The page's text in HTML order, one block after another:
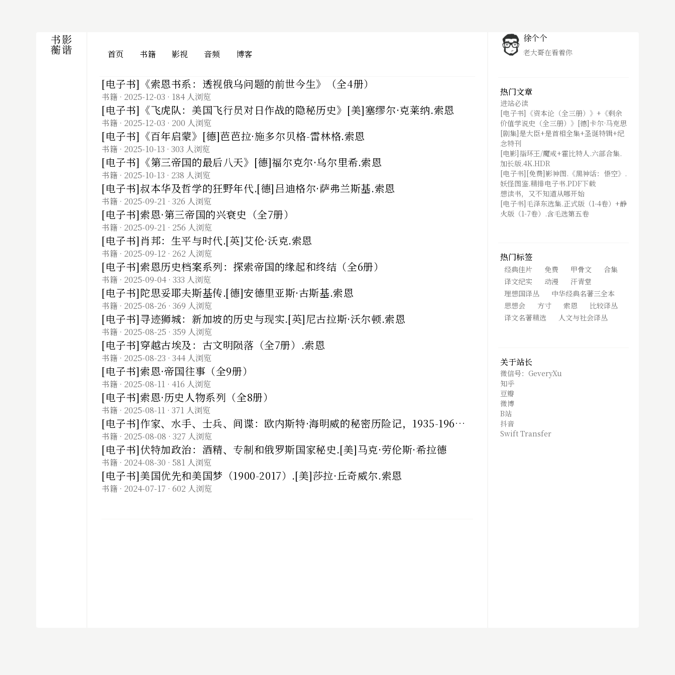
首页 书籍 影视 音频 博客
[电子书]《索恩书系：透视俄乌问题的前世今生》（全4册）
书籍 · 2025-12-03 · 184 人浏览
[电子书]《飞虎队：美国飞行员对日作战的隐秘历史》[美]塞缪尔·克莱纳.索恩
书籍 · 2025-12-03 · 200 人浏览
[电子书]《百年启蒙》[德]芭芭拉·施多尔贝格-雷林格.索恩
书籍 · 2025-10-13 · 303 人浏览
[电子书]《第三帝国的最后八天》[德]福尔克尔·乌尔里希.索恩
书籍 · 2025-10-13 · 238 人浏览
[电子书]叔本华及哲学的狂野年代.[德]吕迪格尔·萨弗兰斯基.索恩
书籍 · 2025-09-21 · 326 人浏览
[电子书]索恩·第三帝国的兴衰史（全7册）
书籍 · 2025-09-21 · 256 人浏览
[电子书]肖邦：生平与时代.[英]艾伦·沃克.索恩
书籍 · 2025-09-12 · 262 人浏览
[电子书]索恩历史档案系列：探索帝国的缘起和终结（全6册）
书籍 · 2025-09-04 · 333 人浏览
[电子书]陀思妥耶夫斯基传.[德]安德里亚斯·古斯基.索恩
书籍 · 2025-08-26 · 369 人浏览
[电子书]寻迹狮城：新加坡的历史与现实.[英]尼古拉斯·沃尔顿.索恩
书籍 · 2025-08-25 · 359 人浏览
[电子书]穿越古埃及：古文明陨落（全7册）.索恩
书籍 · 2025-08-23 · 344 人浏览
[电子书]索恩·帝国往事（全9册）
书籍 · 2025-08-11 · 416 人浏览
[电子书]索恩·历史人物系列（全8册）
书籍 · 2025-08-11 · 371 人浏览
[电子书]作家、水手、士兵、间谍：欧内斯特·海明威的秘密历险记，1935-1961.
[美]尼古拉斯·雷诺兹.索恩
书籍 · 2025-08-08 · 327 人浏览
[电子书]伏特加政治：酒精、专制和俄罗斯国家秘史.[美]马克·劳伦斯·希拉德
书籍 · 2024-08-30 · 581 人浏览
[电子书]美国优先和美国梦（1900-2017）.[美]莎拉·丘奇威尔.索恩
书籍 · 2024-07-17 · 602 人浏览
徐个个
老大哥在看着你
热门文章
进站必读
[电子书]《资本论（全三册）》+《剩余
价值学说史（全三册）》[德]卡尔·马克思
[剧集]是大臣+是首相全集+圣诞特辑+纪
念特刊
[电影]指环王/魔戒+霍比特人.六部合集.
加长版.4K.HDR
[电子书][免费]影神图.《黑神话：悟空》.
妖怪图鉴.精排电子书.PDF下载
想读书，又不知道从哪开始
[电子书]毛泽东选集.正式版（1-4卷）+静
火版（1-7卷）.含毛选第五卷
热门标签
经典佳片 免费 甲骨文
合集
译文纪实
动漫
汗青堂
理想国译丛
中华经典名著三全本
思想会
方寸 索恩
比较译丛
译文名著精选
人文与社会译丛
关于站长
微信号：GeveryXu
知乎
豆瓣
微博
B站
抖音
Swift Transfer